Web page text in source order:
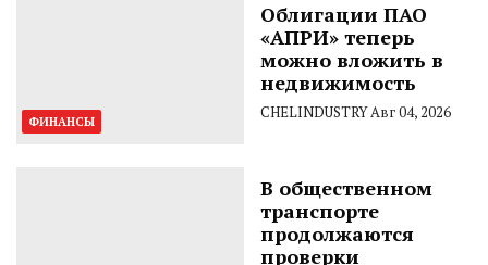
ФИНАНСЫ
Облигации ПАО
«АПРИ» теперь
можно вложить в
недвижимость
CHELINDUSTRYАвг 04, 2026
В общественном
транспорте
продолжаются
проверки